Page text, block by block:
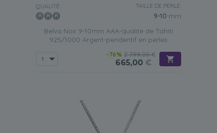
QUALITÉ: TAILLE DE PERLE:
9-10 mm
Belva Noir 9-10mm AAA-qualité de Tahiti
925/1000 Argent-pendentif en perles
-76% 2 799,00 €
665,00 €